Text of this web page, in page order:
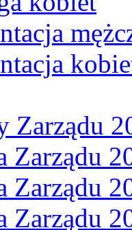
Zarządu
Zarządu
Zarządu
Zarządu